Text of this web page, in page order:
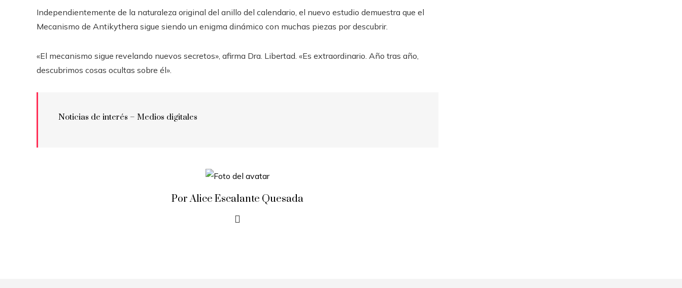
Independientemente de la naturaleza original del anillo del calendario, el nuevo estudio demuestra que el
Mecanismo de Antikythera sigue siendo un enigma dinámico con muchas piezas por descubrir.
«El mecanismo sigue revelando nuevos secretos», afirma Dra. Libertad. «Es extraordinario. Año tras año,
descubrimos cosas ocultas sobre él».
Noticias de interés – Medios digitales
Por Alice Escalante Quesada